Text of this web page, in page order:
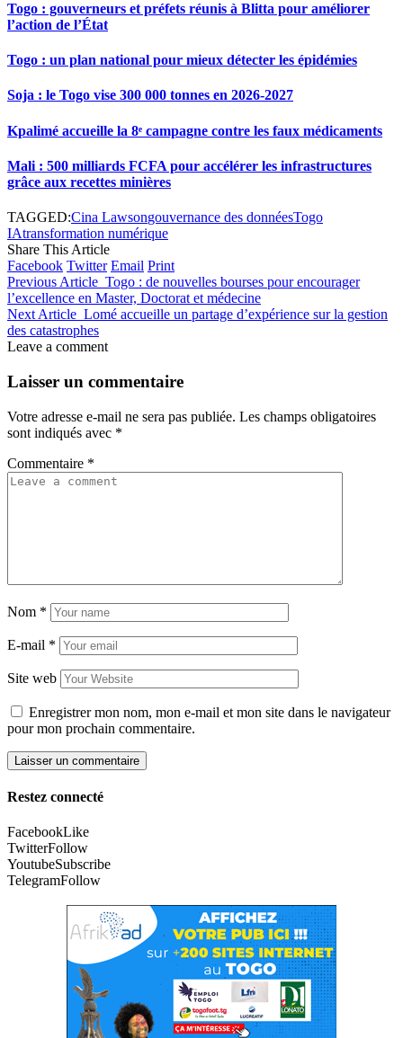
Togo : gouverneurs et préfets réunis à Blitta pour améliorer
l’action de l’État
Togo : un plan national pour mieux détecter les épidémies
Soja : le Togo vise 300 000 tonnes en 2026-2027
Kpalimé accueille la 8ᵉ campagne contre les faux médicaments
Mali : 500 milliards FCFA pour accélérer les infrastructures
grâce aux recettes minières
TAGGED:Cina Lawsongouvernance des donnéesTogo
IAtransformation numérique
Share This Article
Facebook Twitter Email Print
Previous Article Togo : de nouvelles bourses pour encourager
l’excellence en Master, Doctorat et médecine
Next Article Lomé accueille un partage d’expérience sur la gestion
des catastrophes
Leave a comment
Laisser un commentaire
Votre adresse e-mail ne sera pas publiée. Les champs obligatoires
sont indiqués avec *
Commentaire *
Nom *
E-mail *
Site web
Enregistrer mon nom, mon e-mail et mon site dans le navigateur
pour mon prochain commentaire.
Restez connecté
FacebookLike
TwitterFollow
YoutubeSubscribe
TelegramFollow